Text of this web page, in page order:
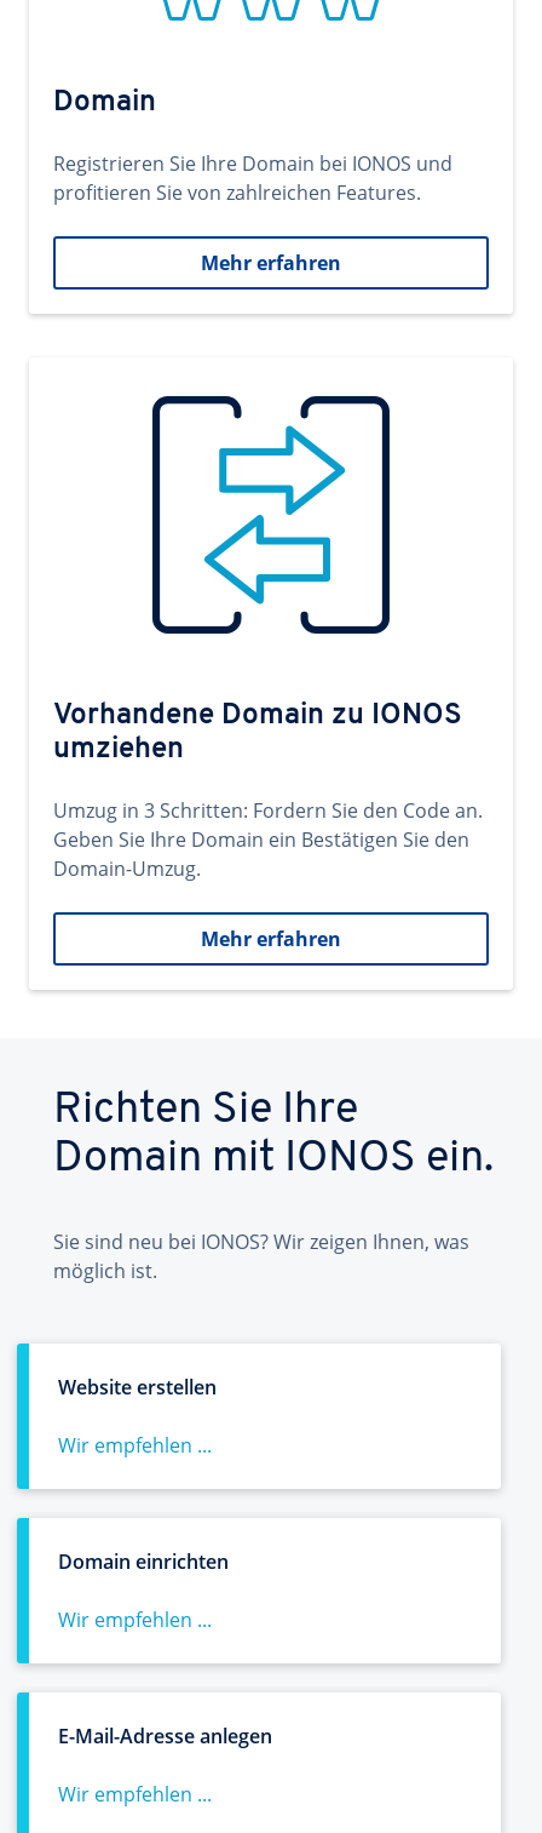
Domain
Registrieren Sie Ihre Domain bei IONOS und
profitieren Sie von zahlreichen Features.
Mehr erfahren
Vorhandene Domain zu IONOS
umziehen
Umzug in 3 Schritten: Fordern Sie den Code an.
Geben Sie Ihre Domain ein Bestätigen Sie den
Domain-Umzug.
Mehr erfahren
Richten Sie Ihre
Domain mit IONOS ein.
Sie sind neu bei IONOS? Wir zeigen Ihnen, was
möglich ist.
Website erstellen
Wir empfehlen ...
Domain einrichten
Wir empfehlen ...
E-Mail-Adresse anlegen
Wir empfehlen ...